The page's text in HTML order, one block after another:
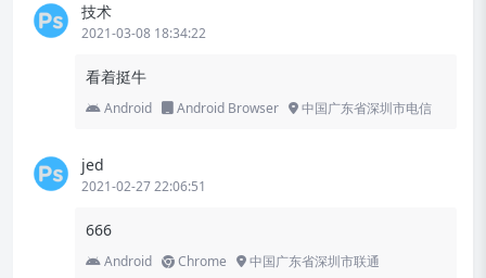
技术
2021-03-08 18:34:22
看着挺牛
Android Android Browser 中国广东省深圳市电信
jed
2021-02-27 22:06:51
666
Android Chrome 中国广东省深圳市联通